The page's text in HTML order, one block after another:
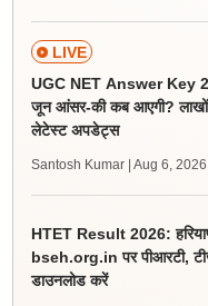
LIVE
UGC NET Answer Key
जून आंसर-की कब आएगी? लाखों
लेटेस्ट अपडेट्स
Santosh Kumar | Aug 6, 2026
HTET Result 2026:
bseh.org.in पर पीआरटी,
डाउनलोड करें